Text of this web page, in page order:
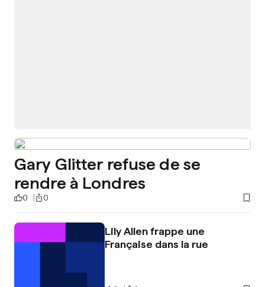
Gary Glitter refuse de se
rendre à Londres
0 0
Lily Allen frappe une
Française dans la rue